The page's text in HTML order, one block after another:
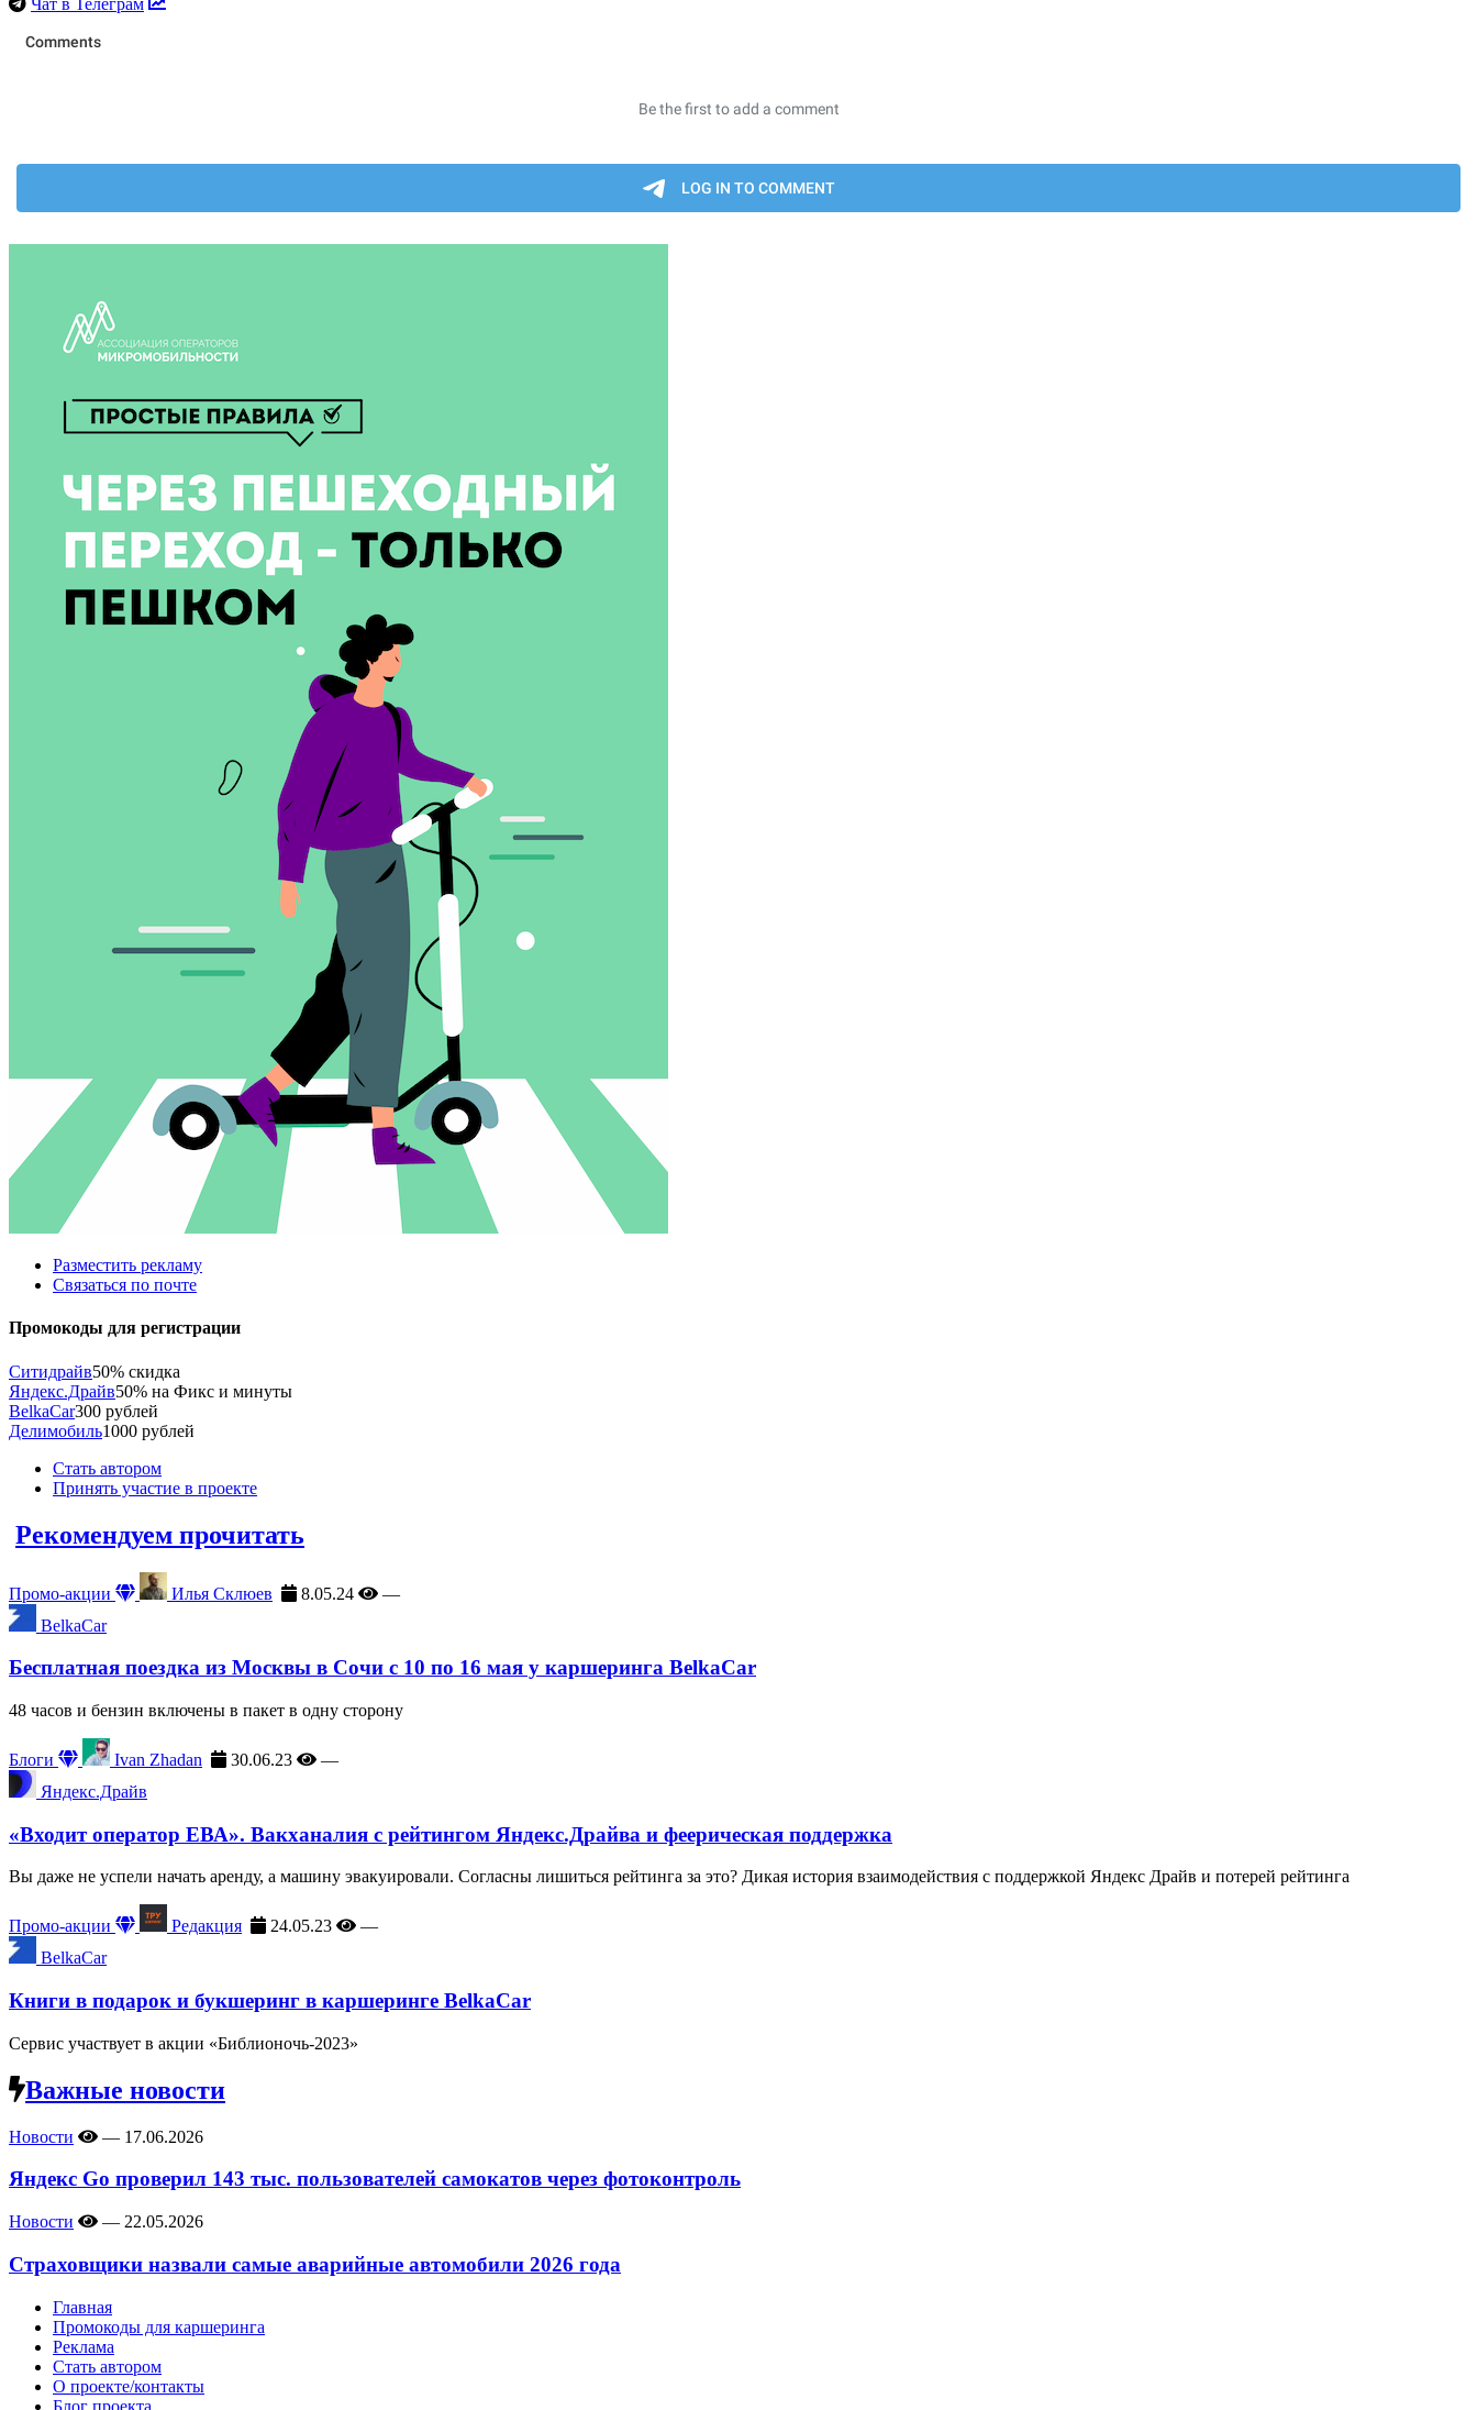
Чат в Телеграм
Разместить рекламу
Связаться по почте
Промокоды для регистрации
Ситидрайв50% скидка
Яндекс.Драйв50% на Фикс и минуты
BelkaCar300 рублей
Делимобиль1000 рублей
Стать автором
Принять участие в проекте
Рекомендуем прочитать
Промо-акции Илья Склюев 8.05.24
—
BelkaCar
Бесплатная поездка из Москвы в Сочи с 10 по 16 мая у каршеринга BelkaCar
48 часов и бензин включены в пакет в одну сторону
Блоги Ivan Zhadan 30.06.23
—
Яндекс.Драйв
«Входит оператор ЕВА». Вакханалия с рейтингом Яндекс.Драйва и феерическая поддержка
Вы даже не успели начать аренду, а машину эвакуировали. Согласны лишиться рейтинга за это? Дикая история взаимодействия с поддержкой Яндекс Драйв и потерей рейтинга
Промо-акции Редакция 24.05.23
—
BelkaCar
Книги в подарок и букшеринг в каршеринге BelkaCar
Сервис участвует в акции «Библионочь-2023»
Важные новости
Новости — 17.06.2026
Яндекс Go проверил 143 тыс. пользователей самокатов через фотоконтроль
Новости — 22.05.2026
Страховщики назвали самые аварийные автомобили 2026 года
Главная
Промокоды для каршеринга
Реклама
Стать автором
О проекте/контакты
Блог проекта